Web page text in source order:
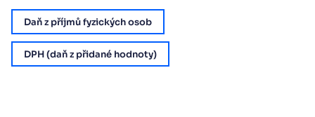
Daň z příjmů fyzických osob
DPH (daň z přidané hodnoty)